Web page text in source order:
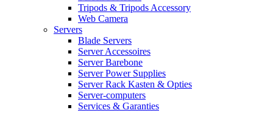
Tripods & Tripods Accessory
Web Camera
Servers
Blade Servers
Server Accessoires
Server Barebone
Server Power Supplies
Server Rack Kasten & Opties
Server-computers
Services & Garanties